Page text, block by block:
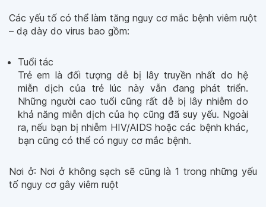
Các yếu tố có thể làm tăng nguy cơ mắc bệnh viêm ruột
– dạ dày do virus bao gồm:
Tuổi tác
Trẻ em là đối tượng dễ bị lây truyền nhất do hệ
miễn dịch của trẻ lúc này vẫn đang phát triển.
Những người cao tuổi cũng rất dễ bị lây nhiễm do
khả năng miễn dịch của họ cũng đã suy yếu. Ngoài
ra, nếu bạn bị nhiễm HIV/AIDS hoặc các bệnh khác,
bạn cũng có thể có nguy cơ mắc bệnh.
Nơi ở: Nơi ở không sạch sẽ cũng là 1 trong những yếu
tố nguy cơ gây viêm ruột